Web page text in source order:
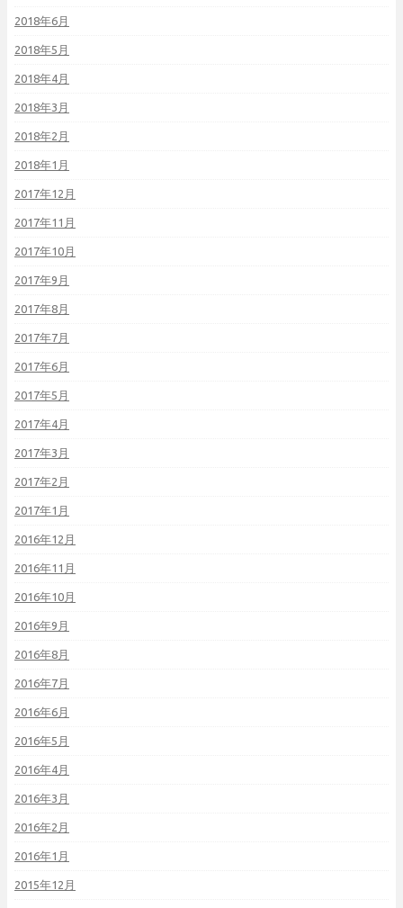
2018年6月
2018年5月
2018年4月
2018年3月
2018年2月
2018年1月
2017年12月
2017年11月
2017年10月
2017年9月
2017年8月
2017年7月
2017年6月
2017年5月
2017年4月
2017年3月
2017年2月
2017年1月
2016年12月
2016年11月
2016年10月
2016年9月
2016年8月
2016年7月
2016年6月
2016年5月
2016年4月
2016年3月
2016年2月
2016年1月
2015年12月